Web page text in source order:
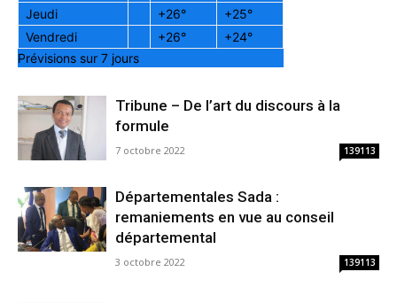
Jeudi
+26° +25°
Vendredi
+26° +24°
Prévisions sur 7 jours
Tribune – De l’art du discours à la
formule
7 octobre 2022 139113
Départementales Sada :
remaniements en vue au conseil
départemental
3 octobre 2022 139113